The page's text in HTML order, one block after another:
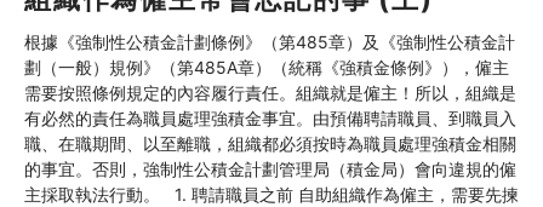
根據《強制性公積金計劃條例》（第485章）及《強制性公積金計
劃（一般）規例》（第485A章）（統稱《強積金條例》），僱主
需要按照條例規定的內容履行責任。組織就是僱主！所以，組織是
有必然的責任為職員處理強積金事宜。由預備聘請職員、到職員入
職、在職期間、以至離職，組織都必須按時為職員處理強積金相關
的事宜。否則，強制性公積金計劃管理局（積金局）會向違規的僱
主採取執法行動。 1. 聘請職員之前 自助組織作為僱主，需要先揀